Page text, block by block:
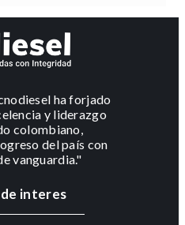
ha forjado
y liderazgo
colombiano,
del país con
vanguardia."
de interes